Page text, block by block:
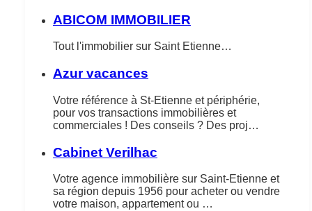
ABICOM IMMOBILIER
Tout l'immobilier sur Saint Etienne…
Azur vacances
Votre référence à St-Etienne et périphérie,
pour vos transactions immobilières et
commerciales ! Des conseils ? Des proj…
Cabinet Verilhac
Votre agence immobilière sur Saint-Etienne et
sa région depuis 1956 pour acheter ou vendre
votre maison, appartement ou …